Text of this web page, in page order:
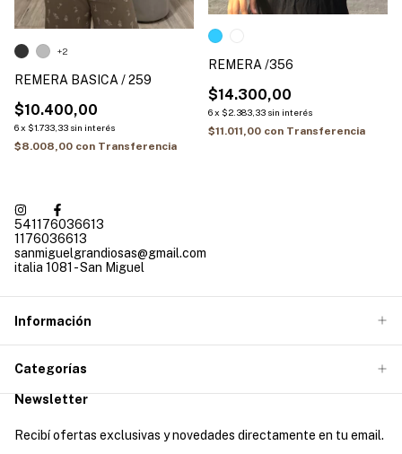
REMERA BASICA / 259
$10.400,00
6x $1.733,33 sin interés
$8.008,00 con Transferencia
+2
REMERA /356
$14.300,00
6x $2.383,33 sin interés
$11.011,00 con Transferencia
541176036613
1176036613
sanmiguelgrandiosas@gmail.com
italia 1081 - San Miguel
Información
Categorías
Newsletter
Recibí ofertas exclusivas y novedades directamente en tu email.